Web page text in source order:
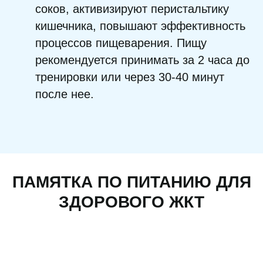
соков, активизируют перистальтику
кишечника, повышают эффективность
процессов пищеварения. Пищу
рекомендуется принимать за 2 часа до
тренировки или через 30-40 минут
после нее.
ПАМЯТКА ПО ПИТАНИЮ ДЛЯ
ЗДОРОВОГО ЖКТ